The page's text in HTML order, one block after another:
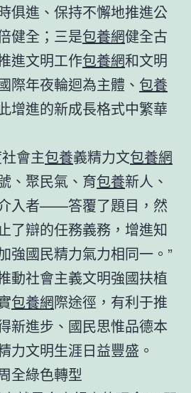
俱進、保持不懈地推進公
健全；三是包養網健全古
進文明工作包養網和文明
際年夜輪迴為主體、 包養
增進的新成長格式中繁華
會主包養義精力文包養網
、聚民氣、育包養新人、
入者——答覆了題目，然
了辯的任務義務，增進知
強國民精力氣力相同一。”
動社會主義文明強國扶植
包養網際途徑，有利于推
新進步、國民思惟品德本
力文明生涯日益豐盛。
全綠色轉型